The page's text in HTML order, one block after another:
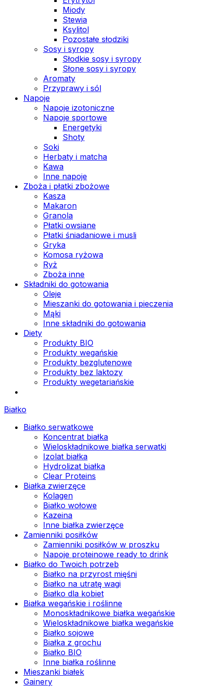
Miody
Stewia
Ksylitol
Pozostałe słodziki
Sosy i syropy
Słodkie sosy i syropy
Słone sosy i syropy
Aromaty
Przyprawy i sól
Napoje
Napoje izotoniczne
Napoje sportowe
Energetyki
Shoty
Soki
Herbaty i matcha
Kawa
Inne napoje
Zboża i płatki zbożowe
Kasza
Makaron
Granola
Płatki owsiane
Płatki śniadaniowe i musli
Gryka
Komosa ryżowa
Ryż
Zboża inne
Składniki do gotowania
Oleje
Mieszanki do gotowania i pieczenia
Mąki
Inne składniki do gotowania
Diety
Produkty BIO
Produkty wegańskie
Produkty bezglutenowe
Produkty bez laktozy
Produkty wegetariańskie
Białko
Białko serwatkowe
Koncentrat białka
Wieloskładnikowe białka serwatki
Izolat białka
Hydrolizat białka
Clear Proteins
Białka zwierzęce
Kolagen
Białko wołowe
Kazeina
Inne białka zwierzęce
Zamienniki posiłków
Zamienniki posiłków w proszku
Napoje proteinowe ready to drink
Białko do Twoich potrzeb
Białko na przyrost mięśni
Białko na utratę wagi
Białko dla kobiet
Białka wegańskie i roślinne
Monoskładnikowe białka wegańskie
Wieloskładnikowe białka wegańskie
Białko sojowe
Białka z grochu
Białko BIO
Inne białka roślinne
Mieszanki białek
Gainery